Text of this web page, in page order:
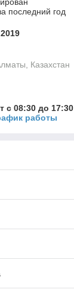
последний год
Казахстан
с 08:30 до 17:30
работы